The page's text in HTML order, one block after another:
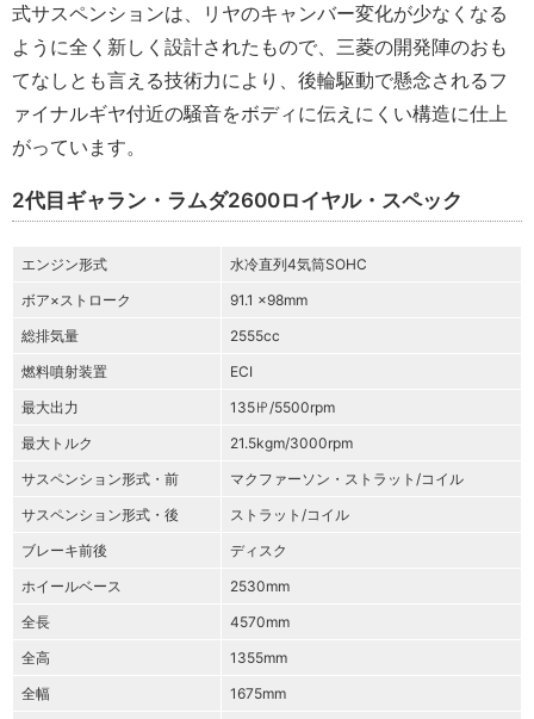
式サスペンションは、リヤのキャンバー変化が少なくなる
ように全く新しく設計されたもので、三菱の開発陣のおも
てなしとも言える技術力により、後輪駆動で懸念されるフ
ァイナルギヤ付近の騒音をボディに伝えにくい構造に仕上
がっています。
2代目ギャラン・ラムダ2600ロイヤル・スペック
エンジン形式
水冷直列4気筒SOHC
ボア×ストローク
91.1 ×98mm
総排気量
2555cc
燃料噴射装置
ECI
最大出力
135㏋/5500rpm
最大トルク
21.5kgm/3000rpm
サスペンション形式・前
マクファーソン・ストラット/コイル
サスペンション形式・後
ストラット/コイル
ブレーキ前後
ディスク
ホイールベース
2530mm
全長
4570mm
全高
1355mm
全幅
1675mm